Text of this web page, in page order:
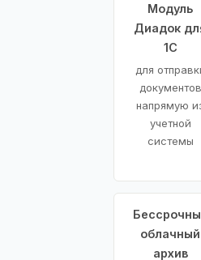
Модуль
Диадок
1С
для
документов
напрямую
учетной
системы
облачный
архив